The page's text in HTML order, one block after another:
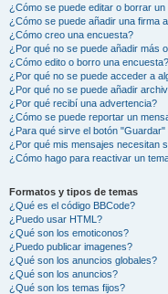
¿Cómo se puede editar o borrar un
¿Cómo se puede añadir una firma
¿Cómo creo una encuesta?
¿Por qué no se puede añadir más
¿Cómo edito o borro una encuesta?
¿Por qué no se puede acceder a
¿Por qué no se puede añadir
¿Por qué recibí una advertencia?
¿Cómo se puede reportar un
¿Para qué sirve el botón
¿Por qué mis mensajes necesitan
¿Cómo hago para reactivar un
Formatos y tipos de temas
¿Qué es el código BBCode?
¿Puedo usar HTML?
¿Qué son los emoticonos?
¿Puedo publicar imagenes?
¿Qué son los anuncios globales?
¿Qué son los anuncios?
¿Qué son los temas fijos?